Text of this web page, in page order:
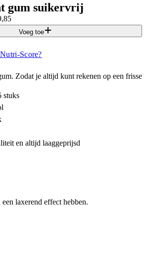
gum suikervrij
Voeg toe
Score?
Zodat je altijd kunt rekenen op een frisse
stuks
en altijd laaggeprijsd
laxerend effect hebben.